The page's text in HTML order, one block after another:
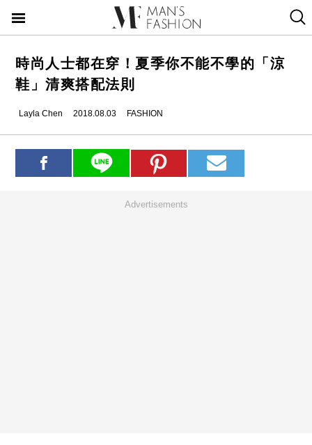
時尚人士都在穿！夏季你不能不學的「涼
鞋」清爽搭配法則
Layla Chen 2018.08.03 FASHION
Advertisements